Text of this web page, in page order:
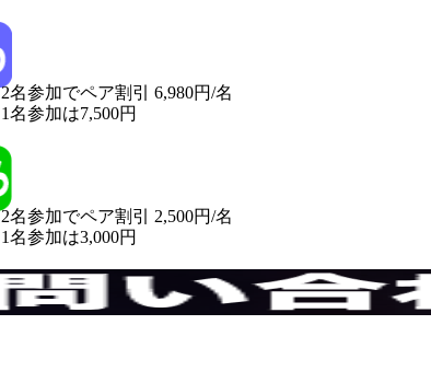
2名参加でペア割引 6,980円/名
1名参加は7,500円
2名参加でペア割引 2,500円/名
1名参加は3,000円